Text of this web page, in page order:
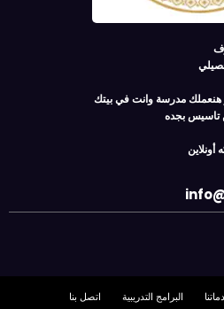
هنعملك مدرسة وانت في بيتك
بجده
أونلاين
البرامج التدريبية اتصل بنا